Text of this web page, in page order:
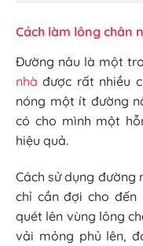
Cách làm lông chân
Đường nâu là một
nhà được rất nhiều
nóng một ít đường
có cho mình một
hiệu quả.
Cách sử dụng đường
chỉ cần đợi cho
quét lên vùng lông
vải mỏng phủ lên,